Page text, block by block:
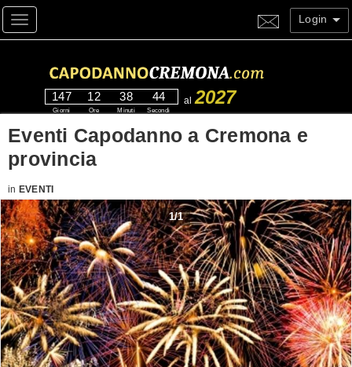
Toggle navigation Login
147
Giorni
12
Ore
38
Minuti
44
Secondi
al 2027
Eventi Capodanno a Cremona e
provincia
in EVENTI
1/1